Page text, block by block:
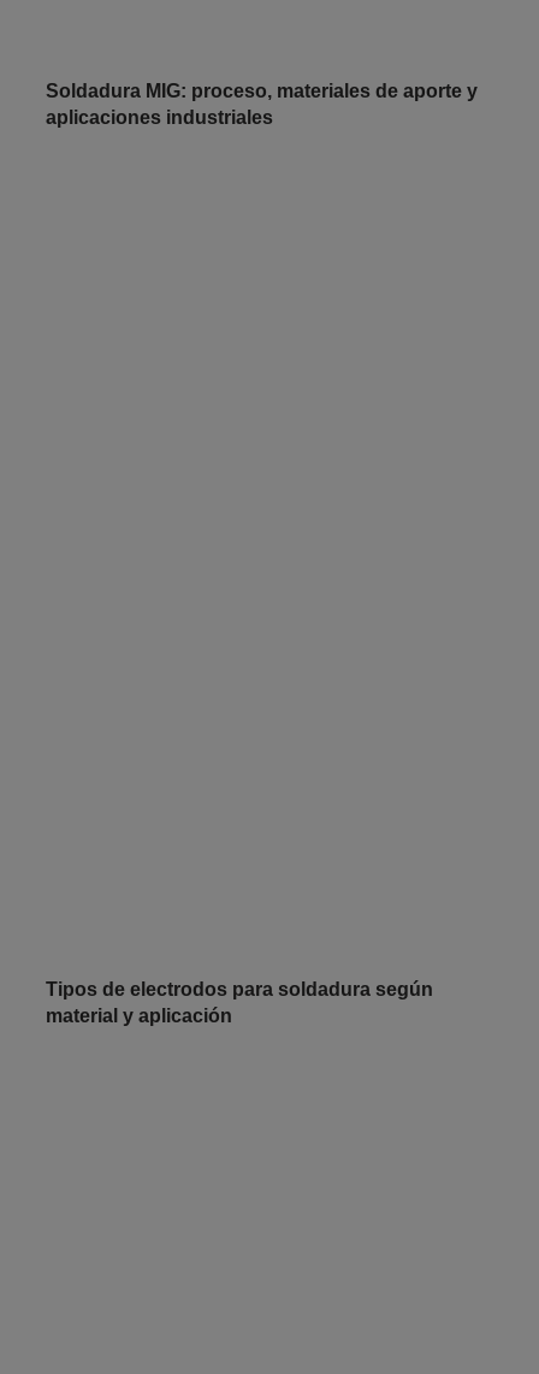
Soldadura MIG: proceso, materiales de aporte y
aplicaciones industriales
Tipos de electrodos para soldadura según
material y aplicación